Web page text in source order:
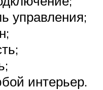
управления;
интерьер.